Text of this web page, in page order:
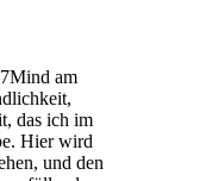
am
das ich im
Hier wird
und den